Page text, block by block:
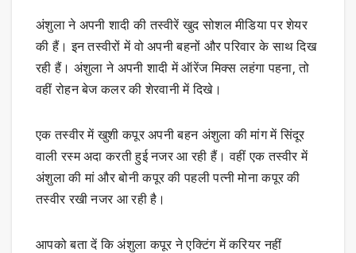
अंशुला ने अपनी शादी की तस्वीरें खुद सोशल मीडिया पर शेयर
की हैं। इन तस्वीरों में वो अपनी बहनों और परिवार के साथ दिख
रही हैं। अंशुला ने अपनी शादी में ऑरेंज मिक्स लहंगा पहना, तो
वहीं रोहन बेज कलर की शेरवानी में दिखे।
एक तस्वीर में खुशी कपूर अपनी बहन अंशुला की मांग में सिंदूर
वाली रस्म अदा करती हुई नजर आ रही हैं। वहीं एक तस्वीर में
अंशुला की मां और बोनी कपूर की पहली पत्नी मोना कपूर की
तस्वीर रखी नजर आ रही है।
आपको बता दें कि अंशुला कपूर ने एक्टिंग में करियर नहीं